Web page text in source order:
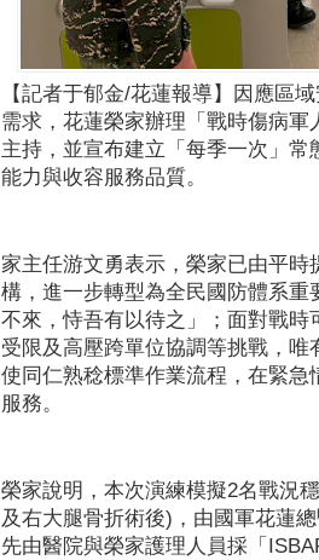
【記者于郁金/花蓮報導】因應區
需求，花蓮榮家辦理「戰時傷病
主持，並宣布建立「每季一次」
能力與收容服務品質。
家主任游文勇表示，榮家已由平
構，進一步轉型為全民國防體系
不來，恃吾有以待之」；面對戰
受限及高壓跨單位協調等挑戰，
使同仁熟稔標準作業流程，在緊
服務。
榮家說明，本次演練模擬2名戰況
及右大腿骨折術後)，由國軍花蓮
先由醫院與榮家護理人員採「